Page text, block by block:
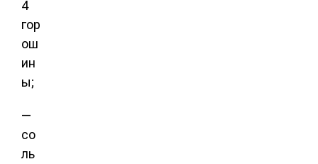
4
гор
ош
ин
ы;
—
со
ль